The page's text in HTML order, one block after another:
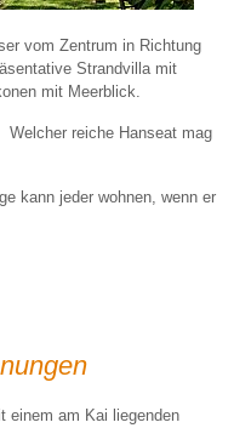
vom Zentrum in Richtung
Strandvilla mit
mit Meerblick.
reiche Hanseat mag
kann jeder wohnen, wenn er
einem am Kai liegenden